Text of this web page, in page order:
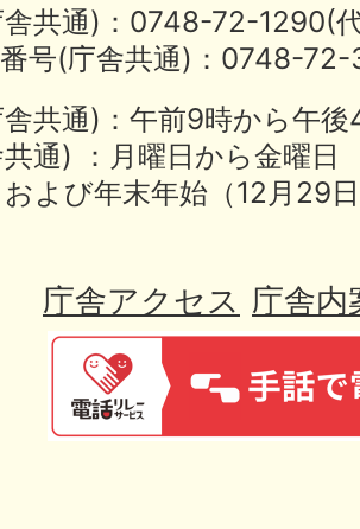
舎共通)：0748-72-
号(庁舎共通)：0748-
共通)：午前9時から午
通) ：月曜日から金曜日
よび年末年始（12月29
庁舎アクセス 庁舎内